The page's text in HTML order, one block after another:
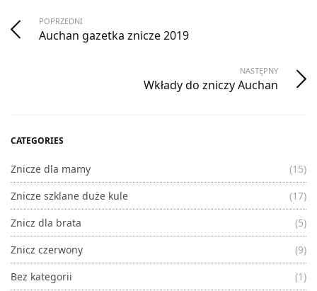
POPRZEDNI
Auchan gazetka znicze 2019
NASTĘPNY
Wkłady do zniczy Auchan
CATEGORIES
Znicze dla mamy
(15)
Znicze szklane duże kule
(17)
Znicz dla brata
(5)
Znicz czerwony
(9)
Bez kategorii
(1)